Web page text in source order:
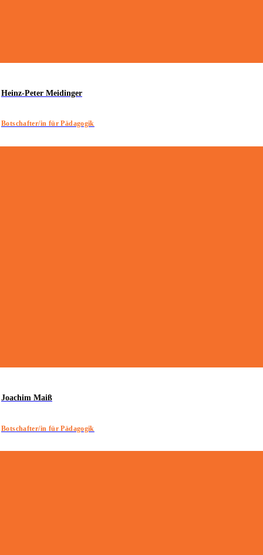
Heinz-Peter Meidinger
Botschafter/in für Pädagogik
Joachim Maiß
Botschafter/in für Pädagogik